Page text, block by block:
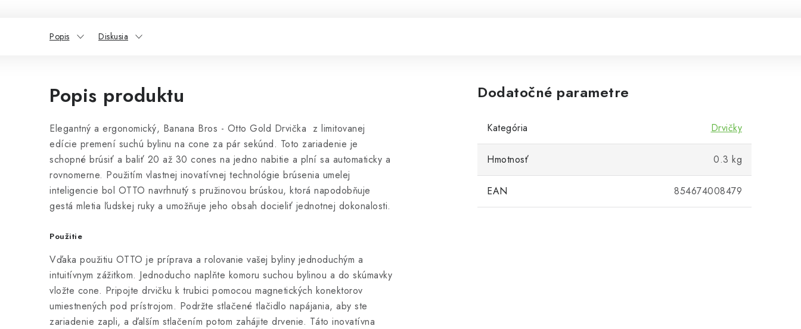
Popis Diskusia
Popis produktu
Elegantný a ergonomický, Banana Bros - Otto Gold Drvička z limitovanej
edície premení suchú bylinu na cone za pár sekúnd. Toto zariadenie je
schopné brúsiť a baliť 20 až 30 cones na jedno nabitie a plní sa automaticky a
rovnomerne. Použitím vlastnej inovatívnej technológie brúsenia umelej
inteligencie bol OTTO navrhnutý s pružinovou brúskou, ktorá napodobňuje
gestá mletia ľudskej ruky a umožňuje jeho obsah docieliť jednotnej dokonalosti.
Použitie
Vďaka použitiu OTTO je príprava a rolovanie vašej byliny jednoduchým a
intuitívnym zážitkom. Jednoducho naplňte komoru suchou bylinou a do skúmavky
vložte cone. Pripojte drvičku k trubici pomocou magnetických konektorov
umiestnených pod prístrojom. Podržte stlačené tlačidlo napájania, aby ste
zariadenie zapli, a ďalším stlačením potom zahájite drvenie. Táto inovatívna
Dodatočné parametre
Kategória Drvičky
Hmotnosť 0.3 kg
EAN 854674008479